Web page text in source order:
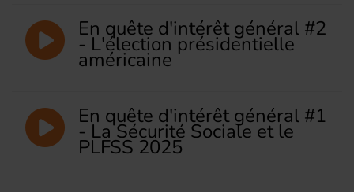
En quête d'intérêt général #2
- L'élection présidentielle
américaine
En quête d'intérêt général #1
- La Sécurité Sociale et le
PLFSS 2025